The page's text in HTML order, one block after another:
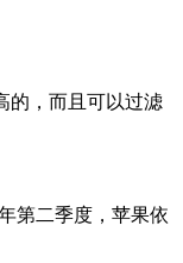
的，而且可以过滤
第二季度，苹果依